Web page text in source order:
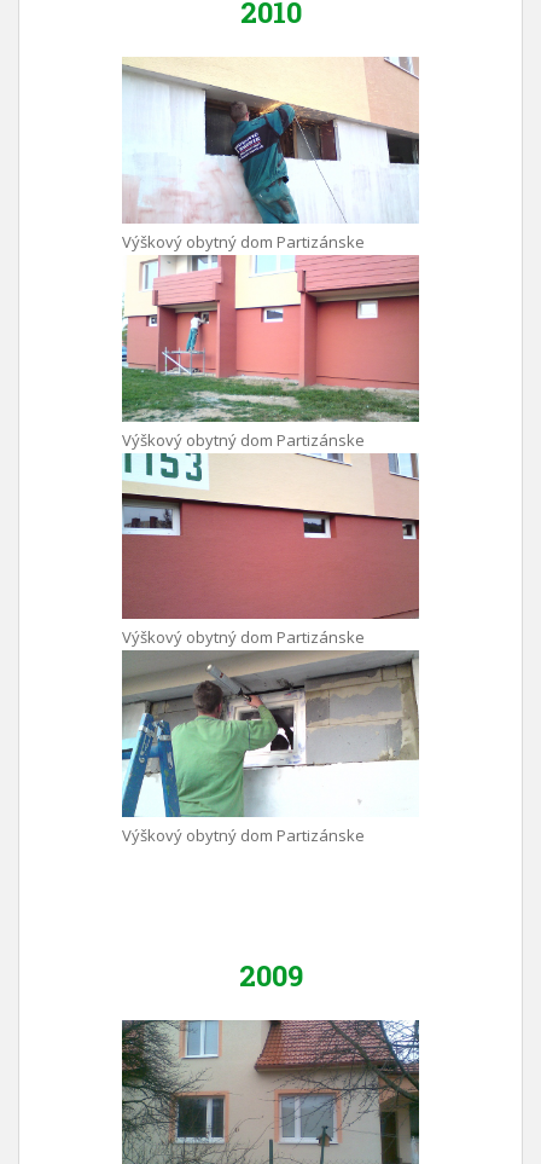
2010
Výškový obytný dom Partizánske
Výškový obytný dom Partizánske
Výškový obytný dom Partizánske
Výškový obytný dom Partizánske
2009